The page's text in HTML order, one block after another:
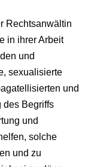
Rechtsanwältin
in ihrer Arbeit
und
sexualisierte
und
des Begriffs
und
solche
und zu